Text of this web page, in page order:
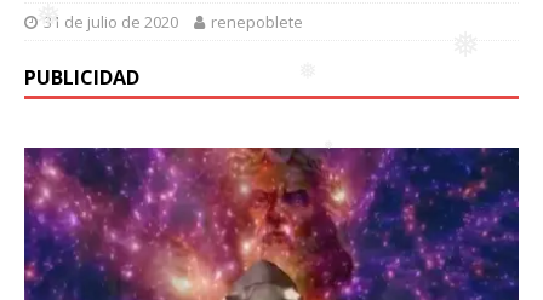
❅
❅
❅
❅ ❅
31 de julio de 2020 renepoblete
PUBLICIDAD